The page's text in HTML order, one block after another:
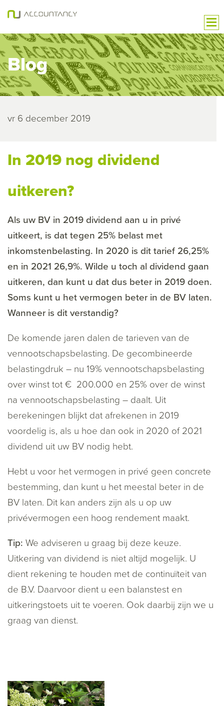
Blog
vr 6 december 2019
In 2019 nog dividend
uitkeren?
Als uw BV in 2019 dividend aan u in privé
uitkeert, is dat tegen 25% belast met
inkomstenbelasting. In 2020 is dit tarief 26,25%
en in 2021 26,9%. Wilde u toch al dividend gaan
uitkeren, dan kunt u dat dus beter in 2019 doen.
Soms kunt u het vermogen beter in de BV laten.
Wanneer is dit verstandig?
De komende jaren dalen de tarieven van de
vennootschapsbelasting. De gecombineerde
belastingdruk – nu 19% vennootschapsbelasting
over winst tot € 200.000 en 25% over de winst
na vennootschapsbelasting – daalt. Uit
berekeningen blijkt dat afrekenen in 2019
voordelig is, als u hoe dan ook in 2020 of 2021
dividend uit uw BV nodig hebt.
Hebt u voor het vermogen in privé geen concrete
bestemming, dan kunt u het meestal beter in de
BV laten. Dit kan anders zijn als u op uw
privévermogen een hoog rendement maakt.
Tip: We adviseren u graag bij deze keuze.
Uitkering van dividend is niet altijd mogelijk. U
dient rekening te houden met de continuïteit van
de B.V. Daarvoor dient u een balanstest en
uitkeringstoets uit te voeren. Ook daarbij zijn we u
graag van dienst.